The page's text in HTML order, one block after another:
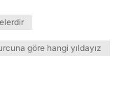
göre hangi yıldayız